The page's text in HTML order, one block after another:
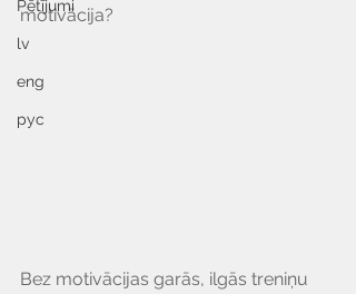
Pētījumi
lv
eng
рус
motivācija?
Bez motivācijas garās, ilgās treniņu